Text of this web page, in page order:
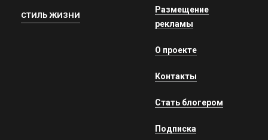
СТИЛЬ ЖИЗНИ
Размещение
рекламы
О проекте
Контакты
Стать блогером
Подписка